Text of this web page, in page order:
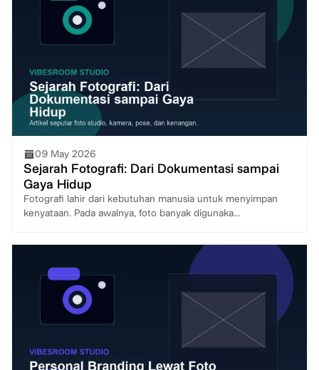
09 May 2026
Sejarah Fotografi: Dari Dokumentasi sampai
Gaya Hidup
Fotografi lahir dari kebutuhan manusia untuk menyimpan
kenyataan. Pada awalnya, foto banyak digunaka...